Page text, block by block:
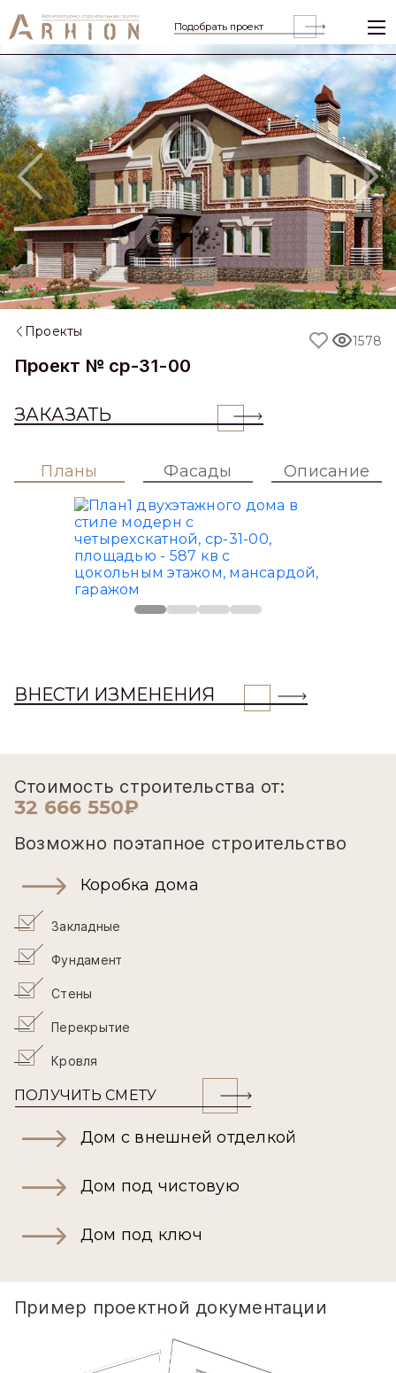
Подобрать проект
Previous
Проекты
Проект № cp-31-00
ЗАКАЗАТЬ
1578
Планы Фасады Описание
ВНЕСТИ ИЗМЕНЕНИЯ
Стоимость строительства от:
32 666 550₽
Возможно поэтапное строительство
Коробка дома
Закладные
Фундамент
Стены
Перекрытие
Кровля
ПОЛУЧИТЬ СМЕТУ
Дом с внешней отделкой
Дом под чистовую
Дом под ключ
Пример проектной документации